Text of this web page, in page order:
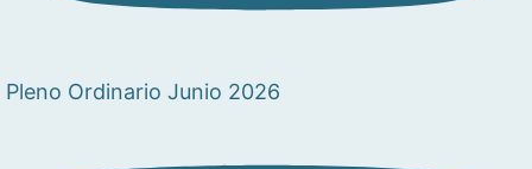
Pleno Ordinario Junio 2026